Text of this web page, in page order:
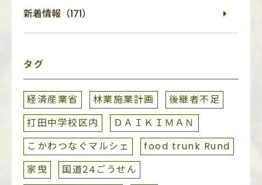
新着情報（171）
タグ
経済産業省 林業施業計画
後継者不足
打田中学校区内
ＤＡＩＫＩＭＡＮ
こかわつなぐマルシェ
food trunk Rund
家曳
国道24ごうせん